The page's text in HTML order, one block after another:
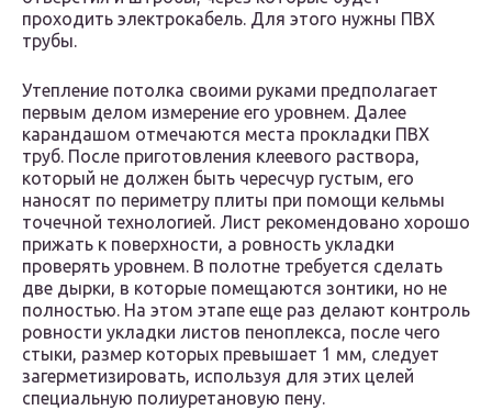
проходить электрокабель. Для этого нужны ПВХ
трубы.
Утепление потолка своими руками предполагает
первым делом измерение его уровнем. Далее
карандашом отмечаются места прокладки ПВХ
труб. После приготовления клеевого раствора,
который не должен быть чересчур густым, его
наносят по периметру плиты при помощи кельмы
точечной технологией. Лист рекомендовано хорошо
прижать к поверхности, а ровность укладки
проверять уровнем. В полотне требуется сделать
две дырки, в которые помещаются зонтики, но не
полностью. На этом этапе еще раз делают контроль
ровности укладки листов пеноплекса, после чего
стыки, размер которых превышает 1 мм, следует
загерметизировать, используя для этих целей
специальную полиуретановую пену.